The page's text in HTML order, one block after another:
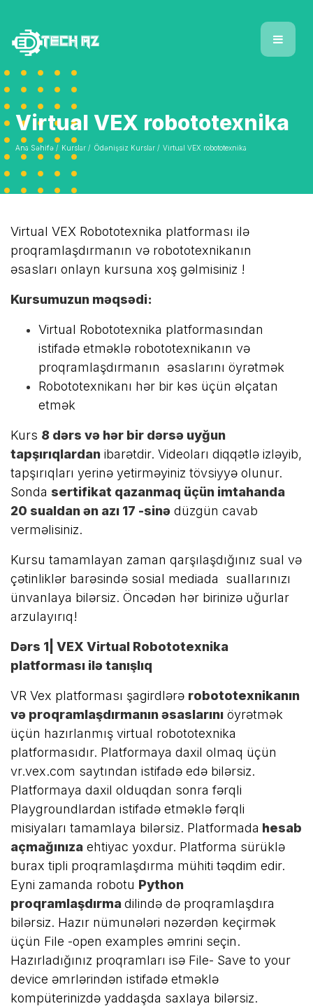
Virtual VEX robototexnika
Ana Səhifə / Kurslar / Ödənişsiz Kurslar / Virtual VEX robototexnika
Virtual VEX Robototexnika platforması ilə
proqramlaşdırmanın və robototexnikanın
əsasları onlayn kursuna xoş gəlmisiniz !
Kursumuzun məqsədi:
Virtual Robototexnika platformasından
istifadə etməklə robototexnikanın və
proqramlaşdırmanın əsaslarını öyrətmək
Robototexnikanı hər bir kəs üçün əlçatan
etmək
Kurs 8 dərs və hər bir dərsə uyğun
tapşırıqlardan ibarətdir. Videoları diqqətlə izləyib,
tapşırıqları yerinə yetirməyiniz tövsiyyə olunur.
Sonda sertifikat qazanmaq üçün imtahanda
20 sualdan ən azı 17 -sinə düzgün cavab
verməlisiniz.
Kursu tamamlayan zaman qarşılaşdığınız sual və
çətinliklər barəsində sosial mediada suallarınızı
ünvanlaya bilərsiz. Öncədən hər birinizə uğurlar
arzulayırıq!
Dərs 1| VEX Virtual Robototexnika
platforması ilə tanışlıq
VR Vex platforması şagirdlərə robototexnikanın
və proqramlaşdırmanın əsaslarını öyrətmək
üçün hazırlanmış virtual robototexnika
platformasıdır. Platformaya daxil olmaq üçün
vr.vex.com saytından istifadə edə bilərsiz.
Platformaya daxil olduqdan sonra fərqli
Playgroundlardan istifadə etməklə fərqli
misiyaları tamamlaya bilərsiz. Platformada hesab
açmağınıza ehtiyac yoxdur. Platforma sürüklə
burax tipli proqramlaşdırma mühiti təqdim edir.
Eyni zamanda robotu Python
proqramlaşdırmadilində də proqramlaşdıra
bilərsiz. Hazır nümunələri nəzərdən keçirmək
üçün File -open examples əmrini seçin.
Hazırladığınız proqramları isə File- Save to your
device əmrlərindən istifadə etməklə
kompüterinizdə yaddaşda saxlaya bilərsiz.